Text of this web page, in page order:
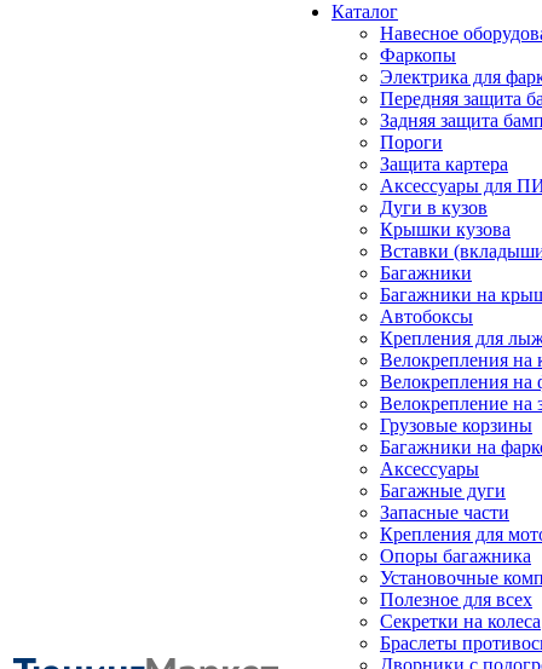
Каталог
Навесное
Фаркопы
Электрика для
Передняя защита
Задняя защита
Пороги
Защита картера
Аксессуары для
Дуги в кузов
Крышки кузова
Вставки
Багажники
Багажники на
Автобоксы
Крепления для
Велокрепления
Велокрепления на
Велокрепление на
Грузовые корзины
Багажники на
Аксессуары
Багажные дуги
Запасные части
Крепления для
Опоры багажника
Установочные
Полезное для всех
Секретки на колеса
Браслеты
Дворники с